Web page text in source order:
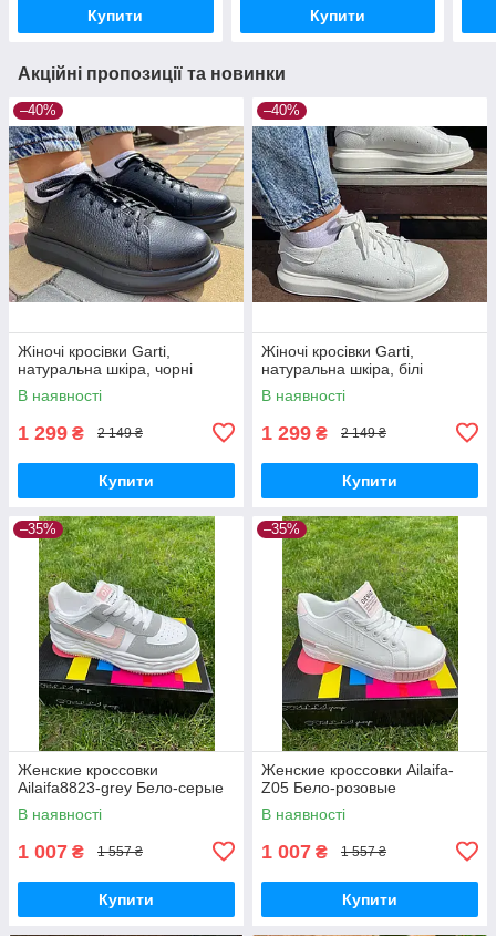
Купити Купити
Акційні пропозиції та новинки
–40%
Жіночі кросівки Garti,
натуральна шкіра, чорні
В наявності
1 299 ₴ 2 149 ₴
Купити
–40%
Жіночі кросівки Garti,
натуральна шкіра, білі
В наявності
1 299 ₴ 2 149 ₴
Купити
–35%
Женские кроссовки
Ailaifa8823-grey Бело-серые
В наявності
1 007 ₴ 1 557 ₴
Купити
–35%
Женские кроссовки Ailaifa-
Z05 Бело-розовые
В наявності
1 007 ₴ 1 557 ₴
Купити